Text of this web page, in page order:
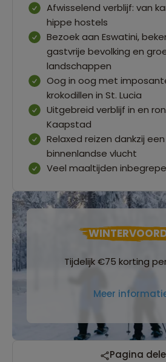
Afwisselend verblijf: van
hippe hostels
Bezoek aan Eswatini,
gastvrije bevolking en
landschappen
Oog in oog met
krokodillen in St. Lucia
Uitgebreid verblijf in en
Kaapstad
Relaxed reizen dankzij
binnenlandse vlucht
Veel maaltijden
Tijdelijk €75 korting
Meer
Pagina